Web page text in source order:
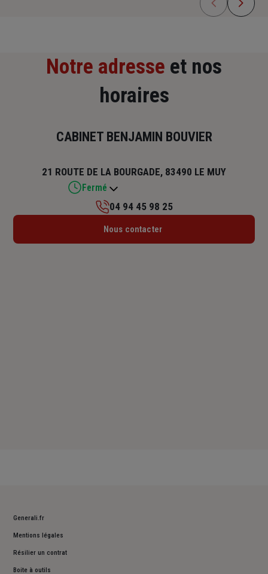
Notre adresse et nos
horaires
CABINET BENJAMIN BOUVIER
21 ROUTE DE LA BOURGADE, 83490 LE MUY
Fermé
Lundi : 08h – 12h / 14h – 17h
04 94 45 98 25
Nous contacter
Generali.fr
Mentions légales
Résilier un contrat
Boite à outils